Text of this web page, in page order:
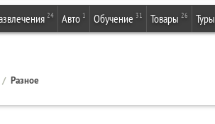
24 Авто 1 Обучение 31 Товары 26 Туры
Разное